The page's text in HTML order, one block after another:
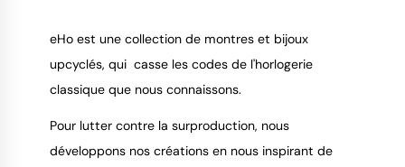
eHo est une collection de montres et bijoux
upcyclés, qui casse les codes de l'horlogerie
classique que nous connaissons.
Pour lutter contre la surproduction, nous
développons nos créations en nous inspirant de